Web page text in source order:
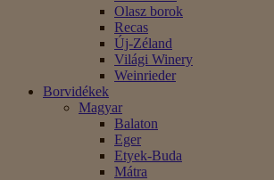
Olasz borok
Recas
Új-Zéland
Világi Winery
Weinrieder
Borvidékek
Magyar
Balaton
Eger
Etyek-Buda
Mátra